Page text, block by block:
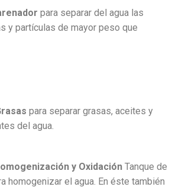
para separar del agua las
y partículas de mayor peso que
para separar grasas, aceites y
del agua.
y OxidaciónTanque de
homogenizar el agua. En éste también